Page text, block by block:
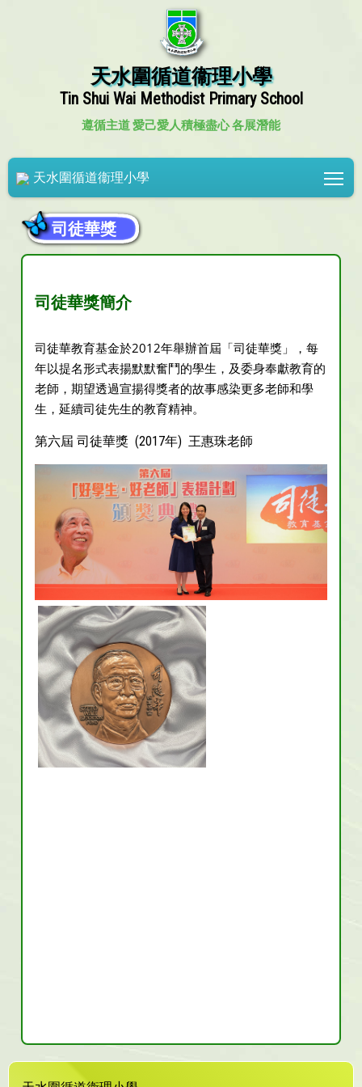
天水圍循道衞理小學
Tin Shui Wai Methodist Primary School
遵循主道 愛己愛人積極盡心 各展潛能
天水圍循道衞理小學
司徒華獎
司徒華獎簡介
司徒華教育基金於2012年舉辦首屆「司徒華獎」，每
年以提名形式表揚默默奮鬥的學生，及委身奉獻教育的
老師，期望透過宣揚得獎者的故事感染更多老師和學
生，延續司徒先生的教育精神。
第六屆 司徒華獎 (2017年) 王惠珠老師